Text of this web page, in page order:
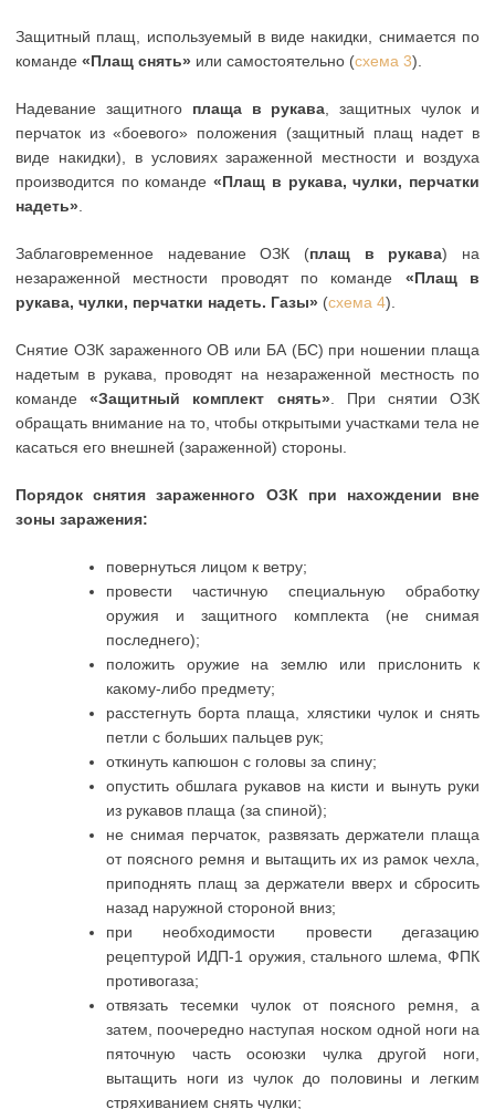
Защитный плащ, используемый в виде накидки, снимается по
команде «Плащ снять» или самостоятельно (схема 3).
Надевание защитного плаща в рукава , защитных чулок и
перчаток из «боевого» положения (защитный плащ надет в
виде накидки), в условиях зараженной местности и воздуха
производится по команде«Плащ в рукава, чулки, перчатки
надеть»
Заблаговременное надевание ОЗК (плащ в рукава) на
незараженной местности проводят по команде «Плащ в
рукава, чулки, перчатки надеть. Газы» (схема 4).
Снятие ОЗК зараженного ОВ или БА (БС) при ношении плаща
надетым в рукава, проводят на незараженной местность по
команде«Защитный комплект снять» . При снятии ОЗК
обращать внимание на то, чтобы открытыми участками тела не
касаться его внешней (зараженной) стороны.
Порядок снятия зараженного ОЗК при нахождении вне
зоны заражения:
повернуться лицом к ветру;
провести частичную специальную обработку
оружия и защитного комплекта (не снимая
последнего);
положить оружие на землю или прислонить к
какому-либо предмету;
расстегнуть борта плаща, хлястики чулок и снять
петли с больших пальцев рук;
откинуть капюшон с головы за спину;
опустить обшлага рукавов на кисти и вынуть руки
из рукавов плаща (за спиной);
не снимая перчаток, развязать держатели плаща
от поясного ремня и вытащить их из рамок чехла,
приподнять плащ за держатели вверх и сбросить
назад наружной стороной вниз;
при необходимости провести дегазацию
рецептурой ИДП-1 оружия, стального шлема, ФПК
противогаза;
отвязать тесемки чулок от поясного ремня, а
затем, поочередно наступая носком одной ноги на
пяточную часть осоюзки чулка другой ноги,
вытащить ноги из чулок до половины и легким
стряхиванием снять чулки;